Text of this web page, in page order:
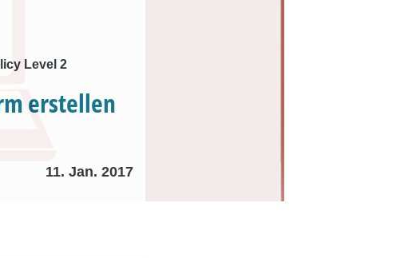
Level 2
erstellen
11. Jan. 2017